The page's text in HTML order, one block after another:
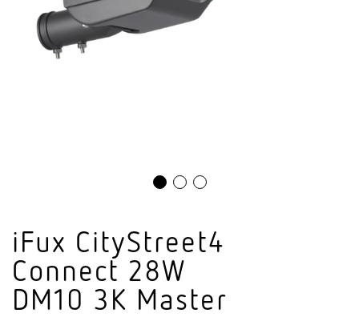
iFux CityStreet4
Connect 28W
DM10 3K Master